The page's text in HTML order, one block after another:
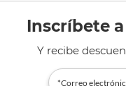
Inscríbete
Y recibe